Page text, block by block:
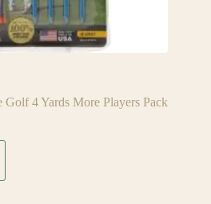
Golf 4 Yards More Players Pack